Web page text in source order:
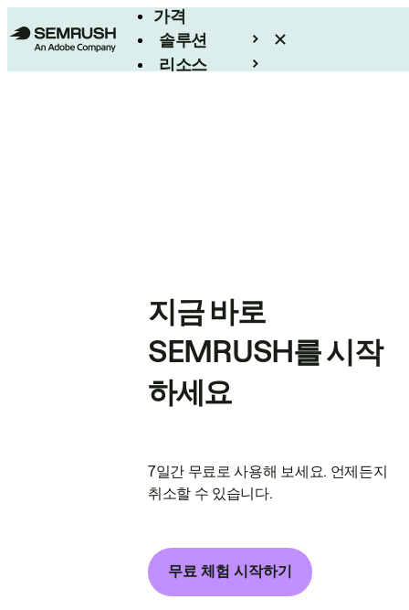
가격
솔루션
리소스
지금 바로
SEMRUSH를 시작
하세요
7일간 무료로 사용해 보세요. 언제든지
취소할 수 있습니다.
무료 체험 시작하기